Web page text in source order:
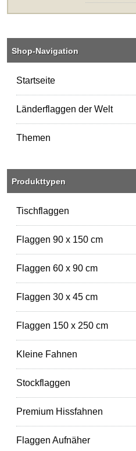
Shop-Navigation
Startseite
Länderflaggen der Welt
Themen
Produkttypen
Tischflaggen
Flaggen 90 x 150 cm
Flaggen 60 x 90 cm
Flaggen 30 x 45 cm
Flaggen 150 x 250 cm
Kleine Fahnen
Stockflaggen
Premium Hissfahnen
Flaggen Aufnäher